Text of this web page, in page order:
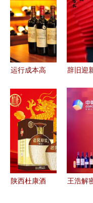
势发展进行
曲
惊艳登
博会
运行成本高
锋酒业专卖
店扩展按下
暂停键
辞旧迎
业集团
陕西杜康酒
王浩解